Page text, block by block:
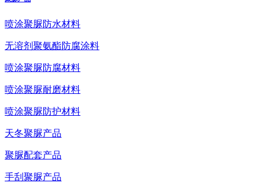
喷涂聚脲防水材料
无溶剂聚氨酯防腐涂料
喷涂聚脲防腐材料
喷涂聚脲耐磨材料
喷涂聚脲防护材料
天冬聚脲产品
聚脲配套产品
手刮聚脲产品